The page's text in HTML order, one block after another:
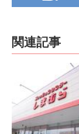
関連記事